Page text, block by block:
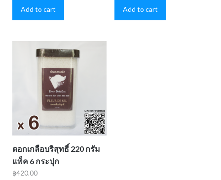
Add to cart Add to cart
ดอกเกลือบริสุทธิ์ 220 กรัม
แพ็ค 6 กระปุก
฿420.00